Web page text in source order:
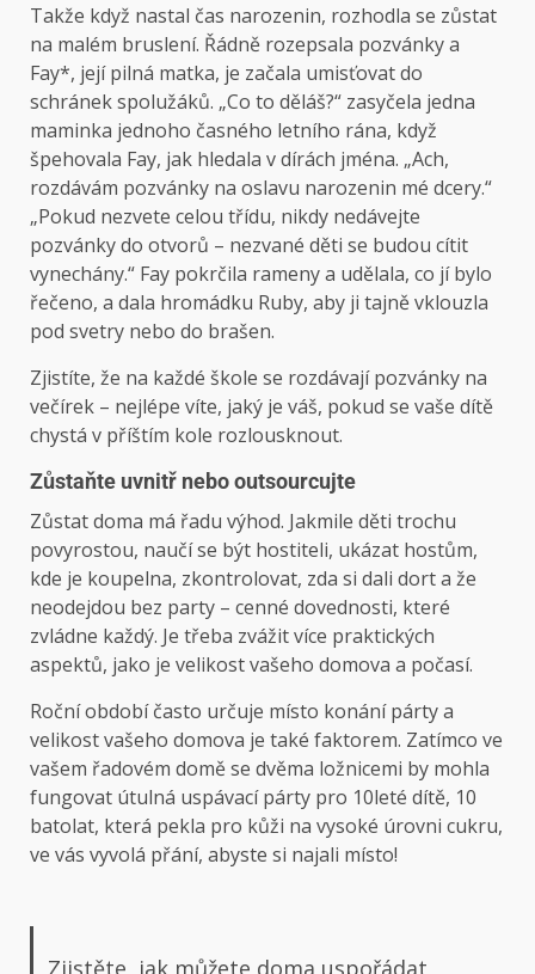
Takže když nastal čas narozenin, rozhodla se zůstat
na malém bruslení. Řádně rozepsala pozvánky a
Fay*, její pilná matka, je začala umisťovat do
schránek spolužáků. „Co to děláš?“ zasyčela jedna
maminka jednoho časného letního rána, když
špehovala Fay, jak hledala v dírách jména. „Ach,
rozdávám pozvánky na oslavu narozenin mé dcery.“
„Pokud nezvete celou třídu, nikdy nedávejte
pozvánky do otvorů – nezvané děti se budou cítit
vynechány.“ Fay pokrčila rameny a udělala, co jí bylo
řečeno, a dala hromádku Ruby, aby ji tajně vklouzla
pod svetry nebo do brašen.
Zjistíte, že na každé škole se rozdávají pozvánky na
večírek – nejlépe víte, jaký je váš, pokud se vaše dítě
chystá v příštím kole rozlousknout.
Zůstaňte uvnitř nebo outsourcujte
Zůstat doma má řadu výhod. Jakmile děti trochu
povyrostou, naučí se být hostiteli, ukázat hostům,
kde je koupelna, zkontrolovat, zda si dali dort a že
neodejdou bez party – cenné dovednosti, které
zvládne každý. Je třeba zvážit více praktických
aspektů, jako je velikost vašeho domova a počasí.
Roční období často určuje místo konání párty a
velikost vašeho domova je také faktorem. Zatímco ve
vašem řadovém domě se dvěma ložnicemi by mohla
fungovat útulná uspávací párty pro 10leté dítě, 10
batolat, která pekla pro kůži na vysoké úrovni cukru,
ve vás vyvolá přání, abyste si najali místo!
Zjistěte, jak můžete doma uspořádat